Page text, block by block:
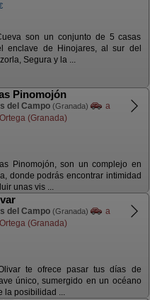
son un conjunto de 5 casas
enclave de Hinojares, al sur del
Segura y la ...
Pinomojón
del Campo (Granada)
a
(Granada)
Pinomojón, son un complejo en
donde podrás encontrar intimidad
unas vis ...
del Campo (Granada)
a
(Granada)
te ofrece pasar tus días de
único, sumergido en un océano
la posibilidad ...